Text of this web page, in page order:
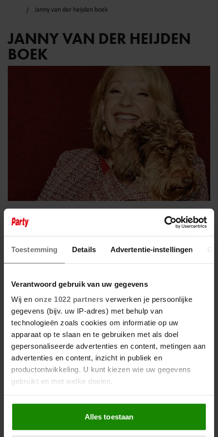
Toestemming Details Advertentie-instellingen
Verantwoord gebruik van uw gegevens
Wij en onze 1022 partners verwerken je persoonlijke
gegevens (bijv. uw IP-adres) met behulp van
technologieën zoals cookies om informatie op uw
apparaat op te slaan en te gebruiken met als doel
gepersonaliseerde advertenties en content, metingen aan
advertenties en content, inzicht in publiek en
productontwikkeling. U kunt kiezen wie uw gegevens
gebruikt en met welke doelen.
Als u het toestaat, willen we ook graag:
Informatie verzamelen over uw geografische
locatie, die tot een paar meter nauwkeurig kan zijn
Alles toestaan
Janny van der heijden boek
JANNY VAN DER HEIJDEN
BOEK
JANNY VAN DER HEIJDEN: DIT
KWAM ER BIJ ONS IN HUIS NIET
IN